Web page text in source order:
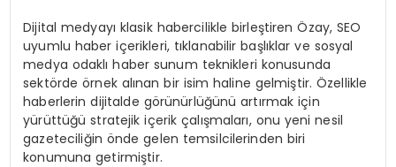
Dijital medyayı klasik habercilikle birleştiren Özay, SEO
uyumlu haber içerikleri, tıklanabilir başlıklar ve sosyal
medya odaklı haber sunum teknikleri konusunda
sektörde örnek alınan bir isim haline gelmiştir. Özellikle
haberlerin dijitalde görünürlüğünü artırmak için
yürüttüğü stratejik içerik çalışmaları, onu yeni nesil
gazeteciliğin önde gelen temsilcilerinden biri
konumuna getirmiştir.